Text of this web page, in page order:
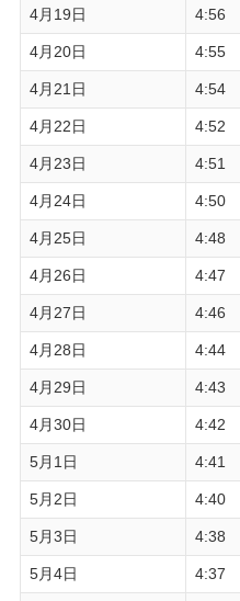
4月19日 4:56
4月20日 4:55
4月21日 4:54
4月22日 4:52
4月23日 4:51
4月24日 4:50
4月25日 4:48
4月26日 4:47
4月27日 4:46
4月28日 4:44
4月29日 4:43
4月30日 4:42
5月1日 4:41
5月2日 4:40
5月3日 4:38
5月4日 4:37